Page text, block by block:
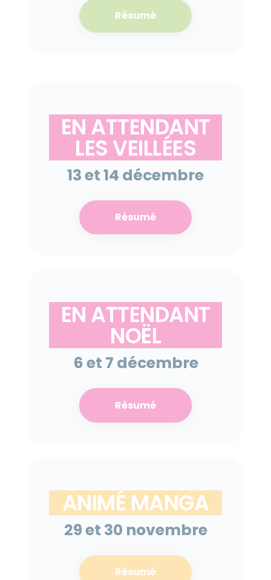
Résumé
EN ATTENDANT
LES VEILLÉES
13 et 14 décembre
Résumé
EN ATTENDANT
NOËL
6 et 7 décembre
Résumé
ANIMÉ MANGA
29 et 30 novembre
Résumé